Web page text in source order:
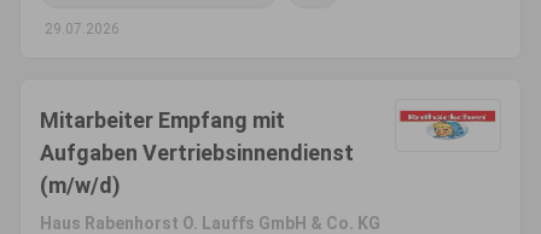
29.07.2026
Mitarbeiter Empfang mit
Aufgaben Vertriebsinnendienst
(m/w/d)
Haus Rabenhorst O. Lauffs GmbH & Co. KG